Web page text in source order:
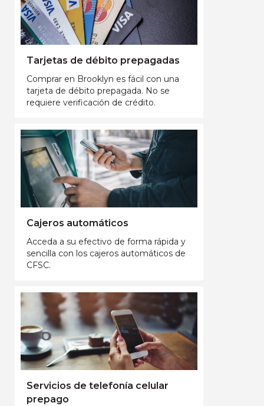
Tarjetas de débito prepagadas
Comprar en Brooklyn es fácil con una
tarjeta de débito prepagada. No se
requiere verificación de crédito.
Cajeros automáticos
Acceda a su efectivo de forma rápida y
sencilla con los cajeros automáticos de
CFSC.
Servicios de telefonía celular
prepago